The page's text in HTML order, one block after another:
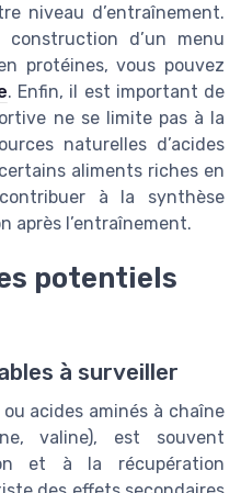
niveau d’entraînement.
d’un menu
protéines, vous pouvez
. Enfin, il est important de
ne se limite pas à la
naturelles d’acides
aliments riches en
à la synthèse
après l’entraînement.
potentiels
à surveiller
acides aminés à chaîne
valine), est souvent
et à la récupération